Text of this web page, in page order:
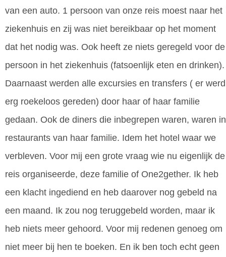
van een auto. 1 persoon van onze reis moest naar het
ziekenhuis en zij was niet bereikbaar op het moment
dat het nodig was. Ook heeft ze niets geregeld voor de
persoon in het ziekenhuis (fatsoenlijk eten en drinken).
Daarnaast werden alle excursies en transfers ( er werd
erg roekeloos gereden) door haar of haar familie
gedaan. Ook de diners die inbegrepen waren, waren in
restaurants van haar familie. Idem het hotel waar we
verbleven. Voor mij een grote vraag wie nu eigenlijk de
reis organiseerde, deze familie of One2gether. Ik heb
een klacht ingediend en heb daarover nog gebeld na
een maand. Ik zou nog teruggebeld worden, maar ik
heb niets meer gehoord. Voor mij redenen genoeg om
niet meer bij hen te boeken. En ik ben toch echt geen